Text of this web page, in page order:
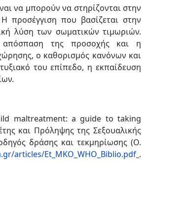
να μπορούν να στηρίζονται στην
προσέγγιση που βασίζεται στην
λύση των σωματικών τιμωριών.
της προσοχής και η
ο καθορισμός κανόνων και
του επίπεδο, η εκπαίδευση
maltreatment: a guide to taking
και Πρόληψης της Σεξουαλικής
δράσης και τεκμηρίωσης (Ο.
articles/Et_MKO_WHO_Biblio.pdf .